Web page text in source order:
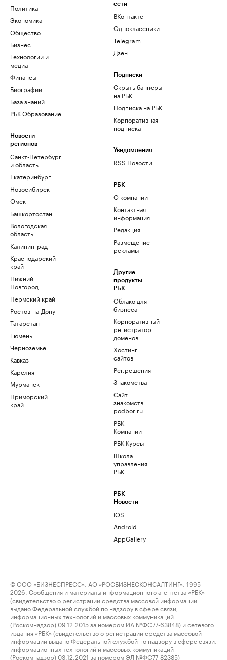
Политика
Экономика
Общество
Бизнес
Технологии и
медиа
Финансы
Биографии
База знаний
РБК Образование
Новости
регионов
Санкт-Петербург
и область
Екатеринбург
Новосибирск
Омск
Башкортостан
Вологодская
область
Калининград
Краснодарский
край
Нижний
Новгород
Пермский край
Ростов-на-Дону
Татарстан
Тюмень
Черноземье
Кавказ
Карелия
Мурманск
Приморский
край
сети
ВКонтакте
Одноклассники
Telegram
Дзен
Подписки
Скрыть баннеры
на РБК
Подписка на РБК
Корпоративная
подписка
Уведомления
RSS Новости
РБК
О компании
Контактная
информация
Редакция
Размещение
рекламы
Другие
продукты
РБК
Облако для
бизнеса
Корпоративный
регистратор
доменов
Хостинг
сайтов
Рег.решения
Знакомства
Сайт
знакомств
podbor.ru
РБК
Компании
РБК Курсы
Школа
управления
РБК
РБК
Новости
iOS
Android
AppGallery
© ООО «БИЗНЕСПРЕСС», АО «РОСБИЗНЕСКОНСАЛТИНГ», 1995–
2026. Сообщения и материалы информационного агентства «РБК»
(свидетельство о регистрации средства массовой информации
выдано Федеральной службой по надзору в сфере связи,
информационных технологий и массовых коммуникаций
(Роскомнадзор) 09.12.2015 за номером ИА №ФС77-63848) и сетевого
издания «РБК» (свидетельство о регистрации средства массовой
информации выдано Федеральной службой по надзору в сфере связи,
информационных технологий и массовых коммуникаций
(Роскомнадзор) 03.12.2021 за номером ЭЛ №ФС77-82385)